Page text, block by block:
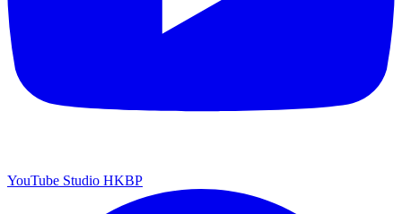
YouTube Studio HKBP